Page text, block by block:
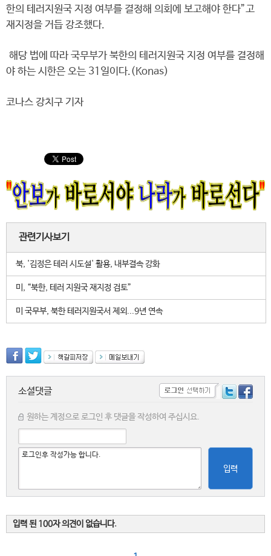
한의 테러지원국 지정 여부를 결정해 의회에 보고해야 한다”고
재지정을 거듭 강조했다.
해당 법에 따라 국무부가 북한의 테러지원국 지정 여부를 결정해
야 하는 시한은 오는 31일이다.(Konas)
코나스 강치구 기자
관련기사보기
북, '김정은 테러 시도설' 활용, 내부결속 강화
미, “북한, 테러 지원국 재지정 검토”
미 국무부, 북한 테러지원국서 제외...9년 연속
소셜댓글
원하는 계정으로 로그인 후 댓글을 작성하여 주십시요.
입력
입력 된 100자 의견이 없습니다.